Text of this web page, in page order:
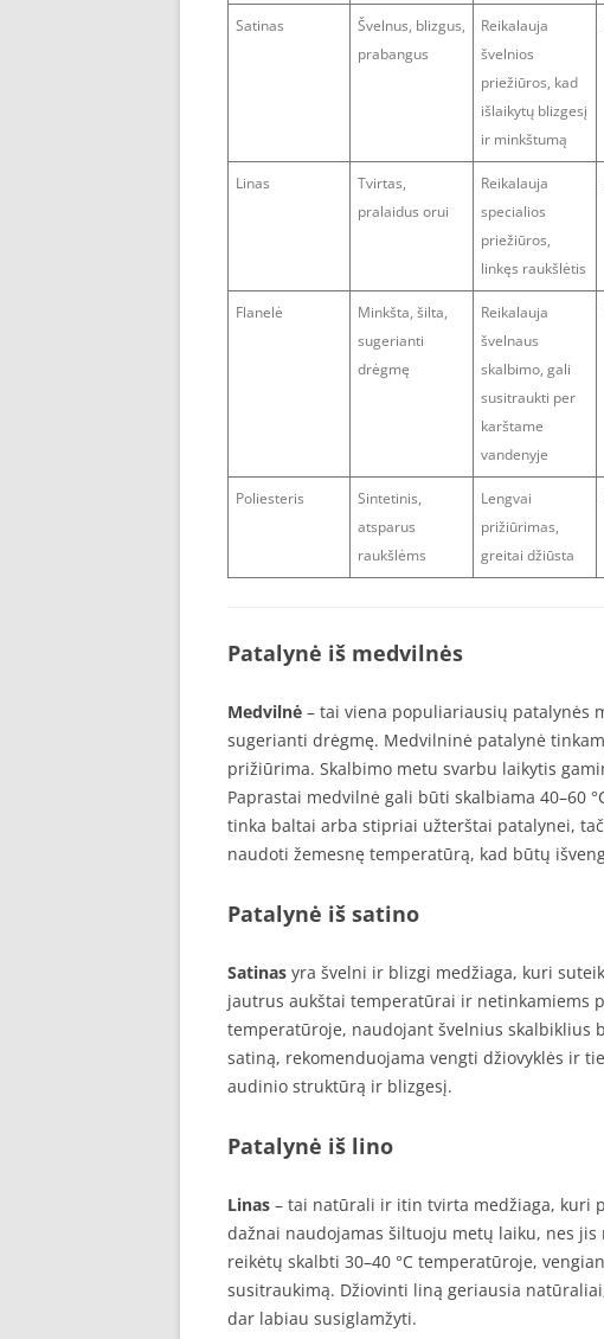
Satinas
Švelnus, blizgus,
prabangus
Reikalauja
švelnios
priežiūros, kad
išlaikytų blizgesį
ir minkštumą
Linas
Tvirtas,
pralaidus orui
Reikalauja
specialios
priežiūros,
linkęs raukšlėtis
Flanelė
Minkšta, šilta,
sugerianti
drėgmę
Reikalauja
švelnaus
skalbimo, gali
susitraukti per
karštame
vandenyje
Poliesteris
Sintetinis,
atsparus
raukšlėms
Lengvai
prižiūrimas,
greitai džiūsta
Patalynė iš medvilnės
Medvilnė – tai viena populiariausių patalynės
sugerianti drėgmę. Medvilninė patalynė
prižiūrima. Skalbimo metu svarbu laikytis
Paprastai medvilnė gali būti skalbiama 40–60
tinka baltai arba stipriai užterštai patalynei,
naudoti žemesnę temperatūrą, kad būtų
Patalynė iš satino
Satinas yra švelni ir blizgi medžiaga, kuri
jautrus aukštai temperatūrai ir netinkamiems
temperatūroje, naudojant švelnius skalbiklius
satiną, rekomenduojama vengti džiovyklės ir
audinio struktūrą ir blizgesį.
Patalynė iš lino
Linas – tai natūrali ir itin tvirta medžiaga, kuri
dažnai naudojamas šiltuoju metų laiku, nes
reikėtų skalbti 30–40 °C temperatūroje,
susitraukimą. Džiovinti liną geriausia
dar labiau susiglamžyti.